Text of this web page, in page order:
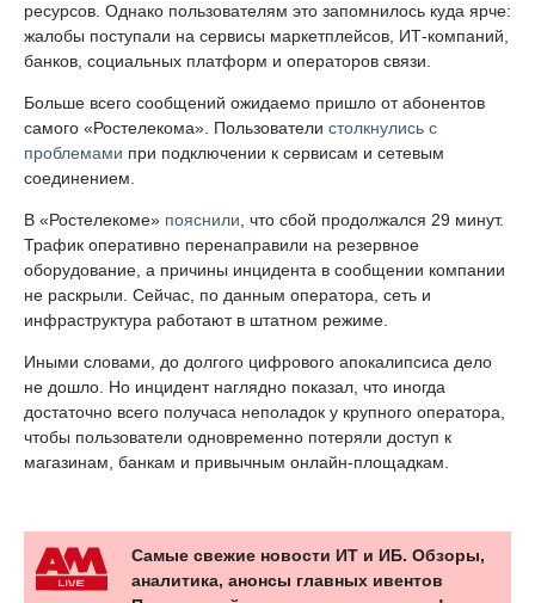
ресурсов. Однако пользователям это запомнилось куда ярче:
жалобы поступали на сервисы маркетплейсов, ИТ-компаний,
банков, социальных платформ и операторов связи.
Больше всего сообщений ожидаемо пришло от абонентов
самого «Ростелекома». Пользователи столкнулись с
проблемами при подключении к сервисам и сетевым
соединением.
В «Ростелекоме» пояснили, что сбой продолжался 29 минут.
Трафик оперативно перенаправили на резервное
оборудование, а причины инцидента в сообщении компании
не раскрыли. Сейчас, по данным оператора, сеть и
инфраструктура работают в штатном режиме.
Иными словами, до долгого цифрового апокалипсиса дело
не дошло. Но инцидент наглядно показал, что иногда
достаточно всего получаса неполадок у крупного оператора,
чтобы пользователи одновременно потеряли доступ к
магазинам, банкам и привычным онлайн-площадкам.
Самые свежие новости ИТ и ИБ. Обзоры,
аналитика, анонсы главных ивентов